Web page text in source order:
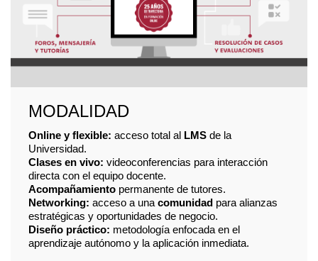
MODALIDAD
Online y flexible: acceso total al LMS de la
Universidad.
Clases en vivo: videoconferencias para interacción
directa con el equipo docente.
Acompañamiento permanente de tutores.
Networking: acceso a una comunidad para alianzas
estratégicas y oportunidades de negocio.
Diseño práctico: metodología enfocada en el
aprendizaje autónomo y la aplicación inmediata.